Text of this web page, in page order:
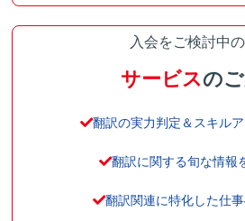
入会をご検討中
サービスの
翻訳の実力判定＆スキル
翻訳に関する旬な情報
翻訳関連に特化した仕